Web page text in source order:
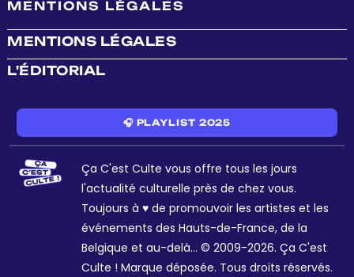
MENTIONS LÉGALES
MENTIONS LÉGALES
L'ÉDITORIAL
🎧 PLAYLIST 2025
Ça C'est Culte vous offre tous les jours
l'actualité culturelle près de chez vous.
Toujours à ♥ de promouvoir les artistes et les
événements des Hauts-de-France, de la
Belgique et au-delà... © 2009-2026. Ça C'est
Culte ! Marque déposée. Tous droits réservés.